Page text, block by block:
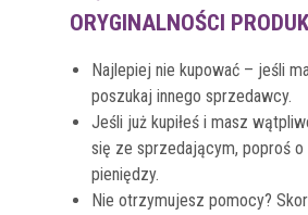
ORYGINALNOŚCI
Najlepiej nie kupować – jeśli
poszukaj innego sprzedawcy.
Jeśli już kupiłeś i masz
się ze sprzedającym, poproś
pieniędzy.
Nie otrzymujesz pomocy?